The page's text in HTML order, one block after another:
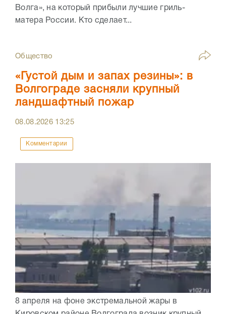
Волга», на который прибыли лучшие гриль-
матера России. Кто сделает...
Общество
«Густой дым и запах резины»: в
Волгограде засняли крупный
ландшафтный пожар
08.08.2026 13:25
Комментарии
8 апреля на фоне экстремальной жары в